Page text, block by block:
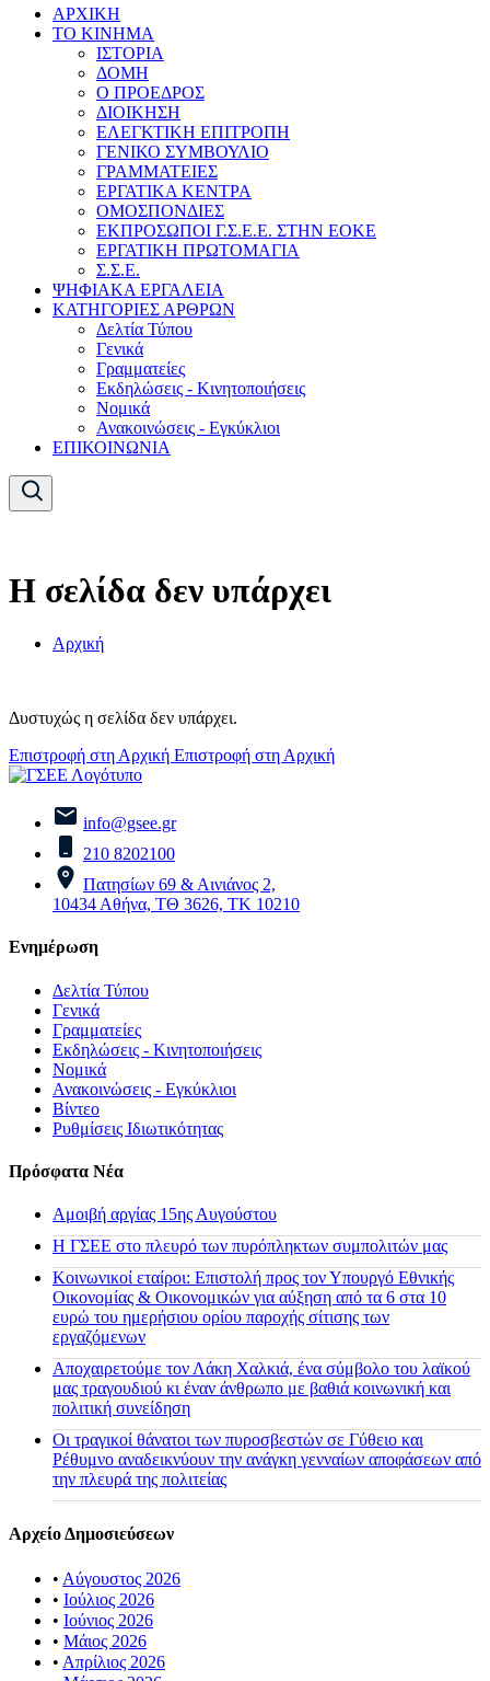
ΑΡΧΙΚΗ
ΤΟ ΚΙΝΗΜΑ
ΙΣΤΟΡΙΑ
ΔΟΜΗ
Ο ΠΡΟΕΔΡΟΣ
ΔΙΟΙΚΗΣΗ
ΕΛΕΓΚΤΙΚΗ ΕΠΙΤΡΟΠΗ
ΓΕΝΙΚΟ ΣΥΜΒΟΥΛΙΟ
ΓΡΑΜΜΑΤΕΙΕΣ
ΕΡΓΑΤΙΚΑ ΚΕΝΤΡΑ
ΟΜΟΣΠΟΝΔΙΕΣ
ΕΚΠΡΟΣΩΠΟΙ Γ.Σ.Ε.Ε. ΣΤΗΝ ΕΟΚΕ
ΕΡΓΑΤΙΚΗ ΠΡΩΤΟΜΑΓΙΑ
Σ.Σ.Ε.
ΨΗΦΙΑΚΑ ΕΡΓΑΛΕΙΑ
ΚΑΤΗΓΟΡΙΕΣ ΑΡΘΡΩΝ
Δελτία Τύπου
Γενικά
Γραμματείες
Εκδηλώσεις - Κινητοποιήσεις
Νομικά
Ανακοινώσεις - Εγκύκλιοι
ΕΠΙΚΟΙΝΩΝΙΑ
Η σελίδα δεν υπάρχει
Αρχική
Δυστυχώς η σελίδα δεν υπάρχει.
Επιστροφή στη Αρχική Επιστροφή στη Αρχική
info@gsee.gr
210 8202100
Πατησίων 69 & Αινιάνος 2,
10434 Αθήνα, ΤΘ 3626, ΤΚ 10210
Ενημέρωση
Δελτία Τύπου
Γενικά
Γραμματείες
Εκδηλώσεις - Κινητοποιήσεις
Νομικά
Ανακοινώσεις - Εγκύκλιοι
Βίντεο
Ρυθμίσεις Ιδιωτικότητας
Πρόσφατα Νέα
Αμοιβή αργίας 15ης Αυγούστου
H ΓΣΕΕ στο πλευρό των πυρόπληκτων συμπολιτών μας
Κοινωνικοί εταίροι: Επιστολή προς τον Υπουργό Εθνικής
Οικονομίας & Οικονομικών για αύξηση από τα 6 στα 10
ευρώ του ημερήσιου ορίου παροχής σίτισης των
εργαζόμενων
Αποχαιρετούμε τον Λάκη Χαλκιά, ένα σύμβολο του λαϊκού
μας τραγουδιού κι έναν άνθρωπο με βαθιά κοινωνική και
πολιτική συνείδηση
Οι τραγικοί θάνατοι των πυροσβεστών σε Γύθειο και
Ρέθυμνο αναδεικνύουν την ανάγκη γενναίων αποφάσεων από
την πλευρά της πολιτείας
Αρχείο Δημοσιεύσεων
• Αύγουστος 2026
• Ιούλιος 2026
• Ιούνιος 2026
• Μάιος 2026
• Απρίλιος 2026